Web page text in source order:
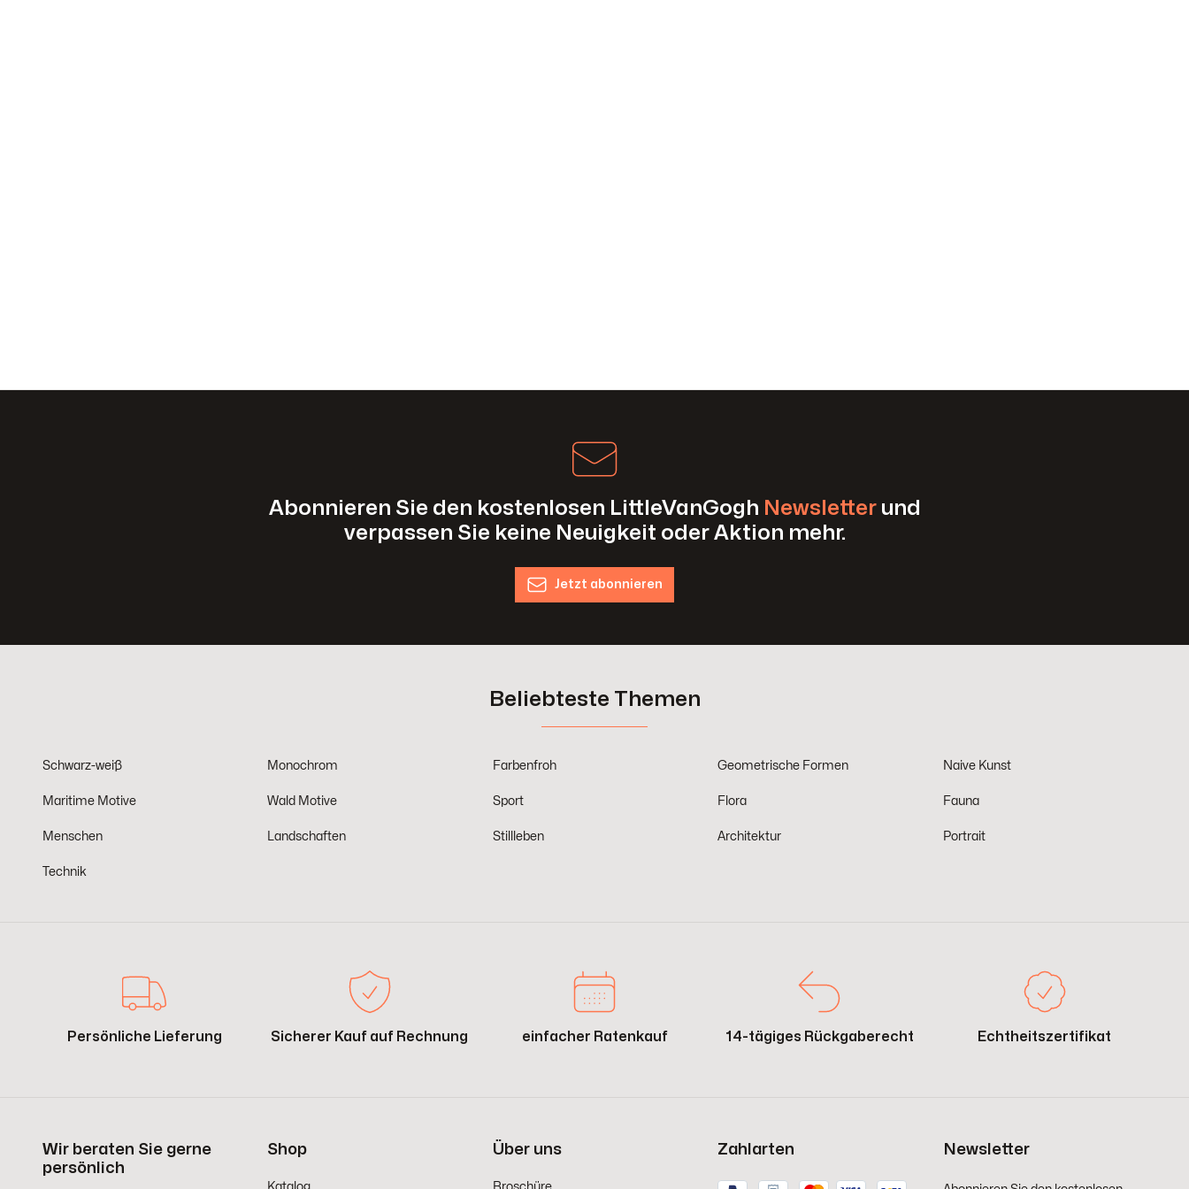
Abonnieren Sie den kostenlosen LittleVanGogh Newsletterund
verpassen Sie keine Neuigkeit oder Aktion mehr.
Jetzt abonnieren
Beliebteste Themen
Schwarz-weiß Monochrom Farbenfroh Geometrische Formen Naive Kunst
Maritime Motive Wald Motive Sport Flora Fauna
Menschen Landschaften Stillleben Architektur Portrait
Technik
Persönliche Lieferung Sicherer Kauf auf Rechnung einfacher Ratenkauf 14-tägiges Rückgaberecht Echtheitszertifikat
Wir beraten Sie gerne
persönlich
Shop Über uns Zahlarten Newsletter